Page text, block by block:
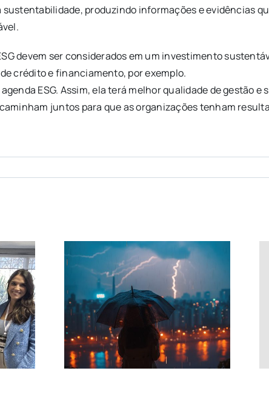
produzindo informações e evidências
devem ser considerados em um investimento
crédito e financiamento, por exemplo.
ESG. Assim, ela terá melhor qualidade de gestão e
juntos para que as organizações tenham
neste
Convite: Encontro
Café das Rosas